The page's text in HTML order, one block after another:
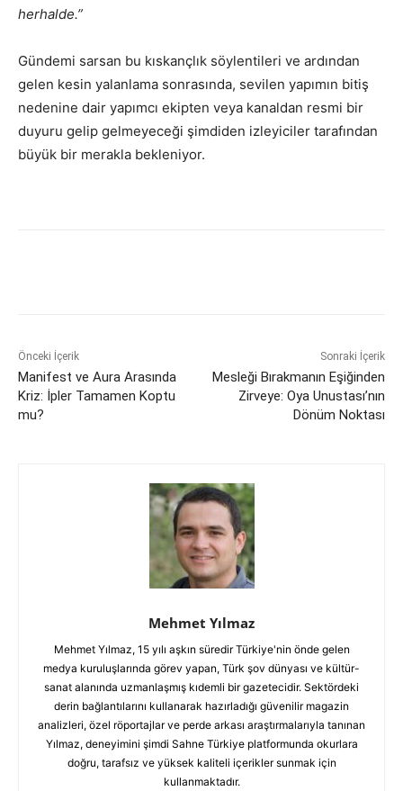
herhalde.”
Gündemi sarsan bu kıskançlık söylentileri ve ardından
gelen kesin yalanlama sonrasında, sevilen yapımın bitiş
nedenine dair yapımcı ekipten veya kanaldan resmi bir
duyuru gelip gelmeyeceği şimdiden izleyiciler tarafından
büyük bir merakla bekleniyor.
Önceki İçerik
Manifest ve Aura Arasında
Kriz: İpler Tamamen Koptu
mu?
Sonraki İçerik
Mesleği Bırakmanın Eşiğinden
Zirveye: Oya Unustası’nın
Dönüm Noktası
Mehmet Yılmaz
Mehmet Yılmaz, 15 yılı aşkın süredir Türkiye'nin önde gelen
medya kuruluşlarında görev yapan, Türk şov dünyası ve kültür-
sanat alanında uzmanlaşmış kıdemli bir gazetecidir. Sektördeki
derin bağlantılarını kullanarak hazırladığı güvenilir magazin
analizleri, özel röportajlar ve perde arkası araştırmalarıyla tanınan
Yılmaz, deneyimini şimdi Sahne Türkiye platformunda okurlara
doğru, tarafsız ve yüksek kaliteli içerikler sunmak için
kullanmaktadır.